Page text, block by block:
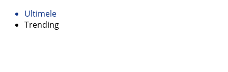
Ultimele
Trending